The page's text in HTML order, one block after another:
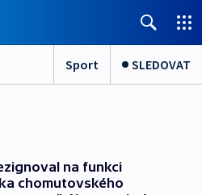
Sport SLEDOVAT
na funkci
chomutovského